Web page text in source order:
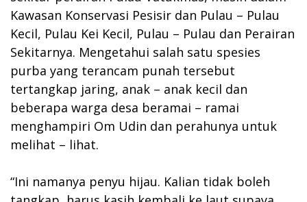
Kawasan Konservasi Pesisir dan Pulau – Pulau
Kecil, Pulau Kei Kecil, Pulau – Pulau dan Perairan
Sekitarnya. Mengetahui salah satu spesies
purba yang terancam punah tersebut
tertangkap jaring, anak – anak kecil dan
beberapa warga desa beramai – ramai
menghampiri Om Udin dan perahunya untuk
melihat – lihat.
“Ini namanya penyu hijau. Kalian tidak boleh